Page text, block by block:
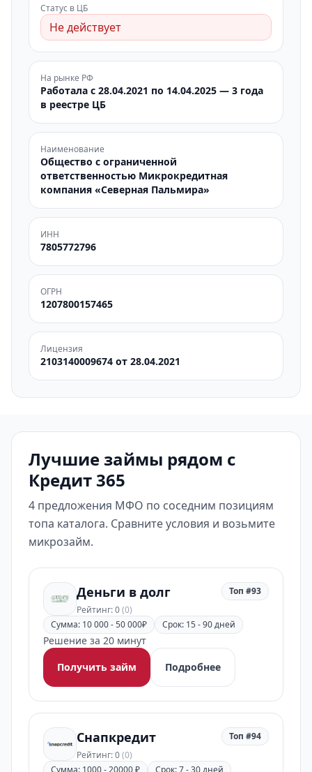
Статус в ЦБ
Не действует
На рынке РФ
Работала с 28.04.2021 по 14.04.2025 — 3 года
в реестре ЦБ
Наименование
Общество с ограниченной
ответственностью Микрокредитная
компания «Северная Пальмира»
ИНН
7805772796
ОГРН
1207800157465
Лицензия
2103140009674 от 28.04.2021
Лучшие займы рядом с
Кредит 365
4 предложения МФО по соседним позициям
топа каталога. Сравните условия и возьмите
микрозайм.
Деньги в долг
Рейтинг: 0(0)
Топ #93
Сумма: 10 000 - 50 000₽ Срок: 15 - 90 дней
Решение за 20 минут
Получить займ
Подробнее
Снапкредит
Рейтинг: 0(0)
Топ #94
Сумма: 1000 - 20000 ₽ Срок: 7 - 30 дней